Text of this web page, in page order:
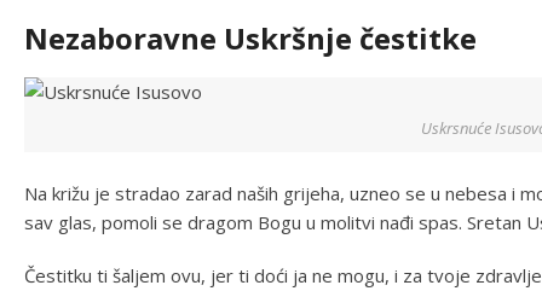
Nezaboravne Uskršnje čestitke
Uskrsnuće
Na križu je stradao zarad naših grijeha, uzneo se u nebesa i
sav glas, pomoli se dragom Bogu u molitvi nađi spas. Sretan
Čestitku ti šaljem ovu, jer ti doći ja ne mogu, i za tvoje